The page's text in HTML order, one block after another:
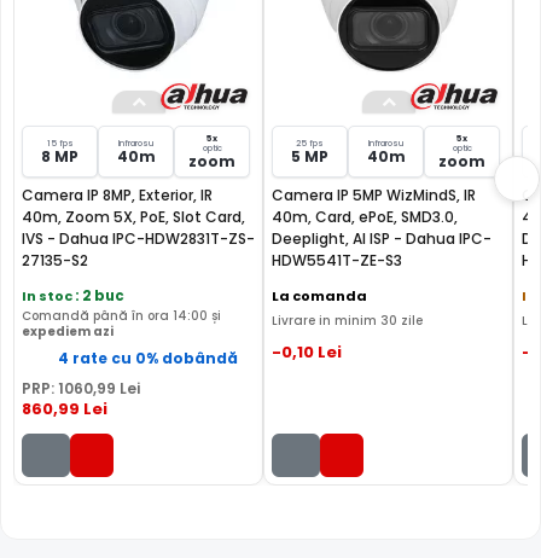
Perimeter Protection
15 fps
8 MP
Infrarosu
40m
5x
optic
zoom
Camera IP 8MP, Exterior, IR
40m, Zoom 5X, PoE, Slot Card,
IVS - Dahua IPC-HDW2831T-ZS-
27135-S2
In stoc: 2 buc
Comandă până în ora 14:00 și
expediem azi
4 rate cu 0% dobândă
PRP: 1060,99 Lei
860,99 Lei
25 fps
5 MP
Infrarosu
40m
5x
optic
zoom
Camera IP 5MP WizMindS, IR
40m, Card, ePoE, SMD3.0,
Deeplight, AI ISP - Dahua IPC-
HDW5541T-ZE-S3
La comanda
Livrare in minim 30 zile
-0,10 Lei
In
-0